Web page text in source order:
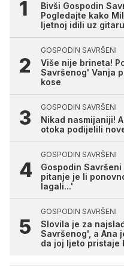
Bivši Gospodin
Pogledajte kako
ljetnoj idili uz
GOSPODIN SAVRŠENI
Više nije brineta!
Savršenog' Vanja
kose
GOSPODIN SAVRŠENI
Nikad nasmijaniji!
otoka podijelili
GOSPODIN SAVRŠENI
Gospodin Savršeni
pitanje je li
lagali...'
GOSPODIN SAVRŠENI
Slovila je za
Savršenog', a Ana
da joj ljeto pristaje